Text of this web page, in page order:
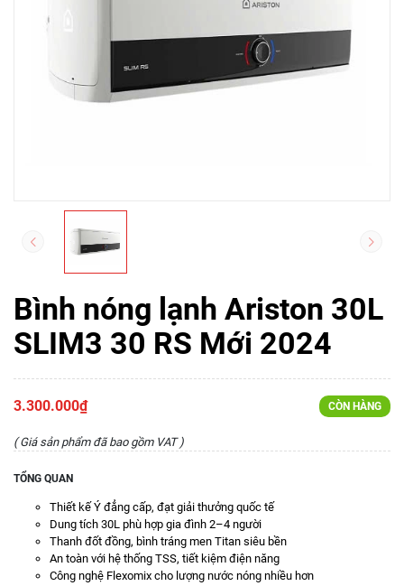
Bình nóng lạnh Ariston 30L
SLIM3 30 RS Mới 2024
3.300.000₫ CÒN HÀNG
( Giá sản phẩm đã bao gồm VAT )
TỔNG QUAN
Thiết kế Ý đẳng cấp, đạt giải thưởng quốc tế
Dung tích 30L phù hợp gia đình 2–4 người
Thanh đốt đồng, bình tráng men Titan siêu bền
An toàn với hệ thống TSS, tiết kiệm điện năng
Công nghệ Flexomix cho lượng nước nóng nhiều hơn